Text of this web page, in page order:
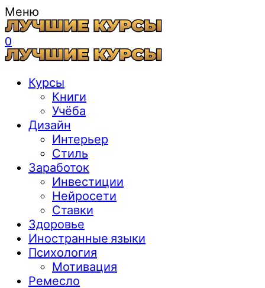
Меню
0
Курсы
Книги
Учёба
Дизайн
Интерьер
Стиль
Заработок
Инвестиции
Нейросети
Ставки
Здоровье
Иностранные языки
Психология
Мотивация
Ремесло